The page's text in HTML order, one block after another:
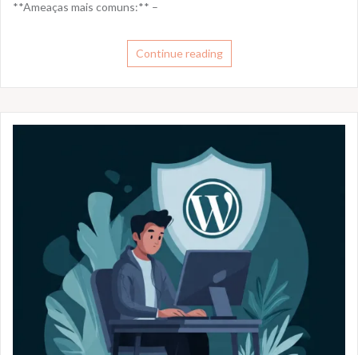
**Ameaças mais comuns:** –
Continue reading